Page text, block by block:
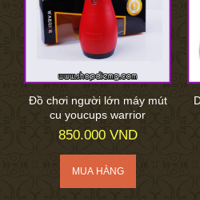
Đồ chơi người lớn máy mút
cu youcups warrior
850.000 VND